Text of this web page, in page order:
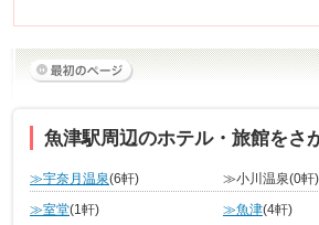
魚津駅周辺のホテル・旅館をさ
≫宇奈月温泉(6軒) ≫小川温泉(0軒)
≫室堂(1軒) ≫魚津(4軒)